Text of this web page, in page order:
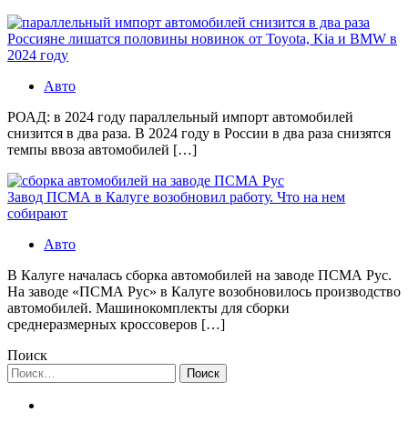
Россияне лишатся половины новинок от Toyota, Kia и BMW в
2024 году
Авто
РОАД: в 2024 году параллельный импорт автомобилей
снизится в два раза. В 2024 году в России в два раза снизятся
темпы ввоза автомобилей […]
Завод ПСМА в Калуге возобновил работу. Что на нем
собирают
Авто
В Калуге началась сборка автомобилей на заводе ПСМА Рус.
На заводе «ПСМА Рус» в Калуге возобновилось производство
автомобилей. Машинокомплекты для сборки
среднеразмерных кроссоверов […]
Поиск
Найти: